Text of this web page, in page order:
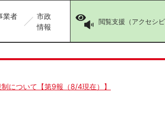
業者
市政
情報
閲覧支援（アクセシビ
について【第9報（8/4現在）】